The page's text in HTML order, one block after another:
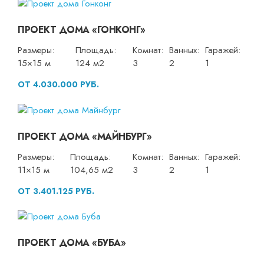
ПРОЕКТ ДОМА «ГОНКОНГ»
Размеры:
15×15 м
Площадь:
124 м2
Комнат:
3
Ванных:
2
Гаражей:
1
ОТ 4.030.000 РУБ.
ПРОЕКТ ДОМА «МАЙНБУРГ»
Размеры:
11×15 м
Площадь:
104,65 м2
Комнат:
3
Ванных:
2
Гаражей:
1
ОТ 3.401.125 РУБ.
ПРОЕКТ ДОМА «БУБА»